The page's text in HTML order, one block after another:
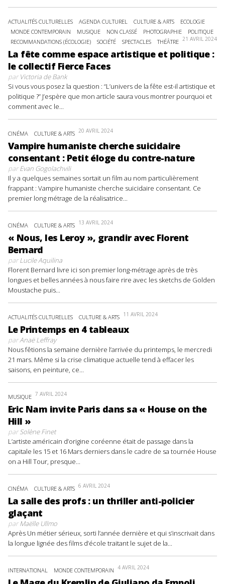
ACTUALITÉS CULTURELLES AGENDA CULTUREL CULTURE & ARTS
ECOLOGIE
MONDE CONTEMPORAIN
MUSIQUE NON CLASSÉ PHOTOGRAPHIE
POLITIQUE
RECOMMANDATIONS (ÉCOLOGIE)
SOCIÉTÉ SPECTACLES THÉÂTRE 21 AVRIL 2024
La fête comme espace artistique et politique :
le collectif Fierce Faces
parVictoria de Bank
Si vous vous posez la question : “L’univers de la fête est-il artistique et
politique ?” J’espère que mon article saura vous montrer pourquoi et
comment avec le...
CINÉMA CULTURE & ARTS 20 AVRIL 2024
Vampire humaniste cherche suicidaire
consentant : Petit éloge du contre-nature
parEvan Gogolachvili
Il y a quelques semaines sortait un film au nom particulièrement
frappant : Vampire humaniste cherche suicidaire consentant. Ce
premier long métrage de la réalisatrice...
CINÉMA CULTURE & ARTS 13 AVRIL 2024
« Nous, les Leroy », grandir avec Florent
Bernard
parLucile Aquilina
Florent Bernard livre ici son premier long-métrage après de très
longues et belles années à nous faire rire avec les sketchs de Golden
Moustache puis...
ACTUALITÉS CULTURELLES CULTURE & ARTS 11 AVRIL 2024
Le Printemps en 4 tableaux
parAnaë Leffray
Nous fêtions la semaine dernière l’arrivée du printemps, le mercredi
21 mars. Même si la crise climatique actuelle tend à effacer les
saisons, en peinture, ce...
MUSIQUE 7 AVRIL 2024
Eric Nam invite Paris dans sa « House on the
Hill »
parSolène Finet
L’artiste américain d’origine coréenne était de passage dans la
capitale les 15 et 16 Mars derniers dans le cadre de sa tournée House
on a Hill Tour, presque...
CINÉMA CULTURE & ARTS 6 AVRIL 2024
La salle des profs : un thriller anti-policier
glaçant
parMaëlle Ullmo
Après Un métier sérieux, sorti l’année dernière et qui s’inscrivait dans
la longue lignée des films d’école traitant le sujet de la...
INTERNATIONAL MONDE CONTEMPORAIN 4 AVRIL 2024